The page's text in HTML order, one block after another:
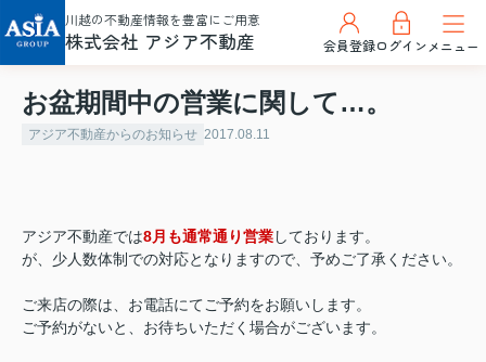
川越の不動産情報を豊富にご用意
株式会社 アジア不動産 会員登録ログインメニュー
お盆期間中の営業に関して…。
アジア不動産からのお知らせ 2017.08.11
アジア不動産では8月も通常通り営業しております。
が、少人数体制での対応となりますので、予めご了承ください。
ご来店の際は、お電話にてご予約をお願いします。
ご予約がないと、お待ちいただく場合がございます。